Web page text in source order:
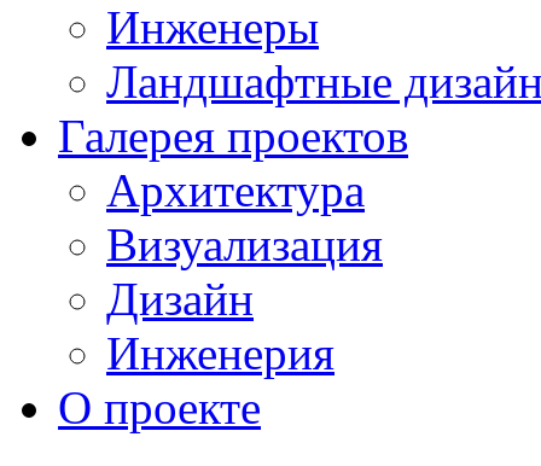
Инженеры
Ландшафтные
Галерея проектов
Архитектура
Визуализация
Дизайн
Инженерия
О проекте